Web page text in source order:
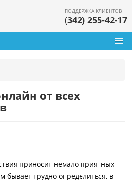
ПОДДЕРЖКА КЛИЕНТОВ
(342) 255-42-17
от всех
приносит немало приятных
бывает трудно определиться, в